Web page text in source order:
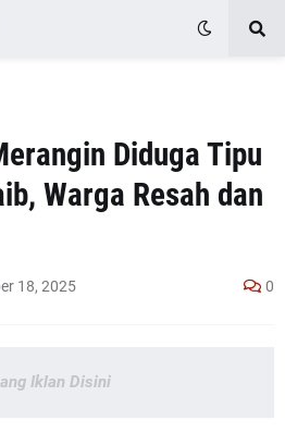
Diduga Tipu
Warga Resah dan
18, 2025 0
Iklan Disini